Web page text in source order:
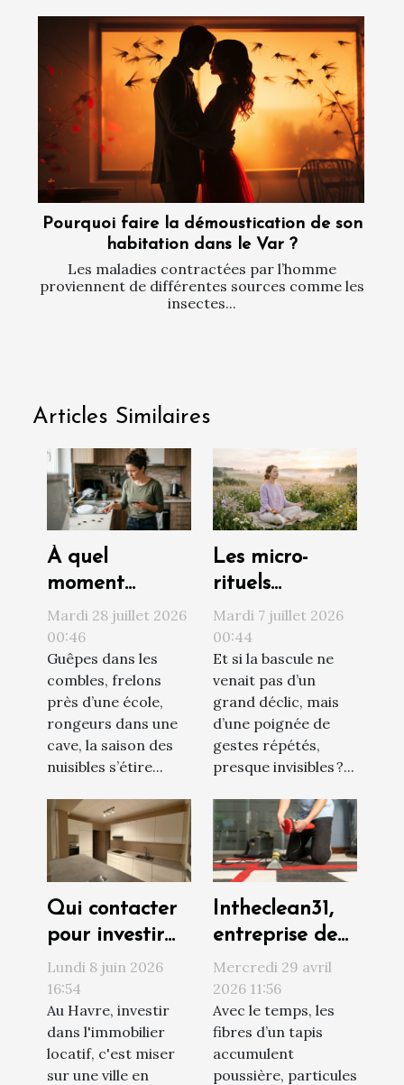
Pourquoi faire la démoustication de son
habitation dans le Var ?
Les maladies contractées par l’homme
proviennent de différentes sources comme les
insectes...
Articles Similaires
À quel
moment
contacter un
professionnel
face à une
invasion de
nuisibles ?
Mardi 28 juillet 2026
00:46
Guêpes dans les
combles, frelons
près d’une école,
rongeurs dans une
cave, la saison des
nuisibles s’étire...
Les micro-
rituels
quotidiens qui
transforment
votre vision du
monde
Mardi 7 juillet 2026
00:44
Et si la bascule ne
venait pas d’un
grand déclic, mais
d’une poignée de
gestes répétés,
presque invisibles ?...
Qui contacter
pour investir
sereinement
au Havre ?
Lundi 8 juin 2026
16:54
Au Havre, investir
dans l'immobilier
locatif, c'est miser
sur une ville en
Intheclean31,
entreprise de
confiance pour
le nettoyage
de vos tapis à
Toulouse
Mercredi 29 avril
2026 11:56
Avec le temps, les
fibres d’un tapis
accumulent
poussière, particules